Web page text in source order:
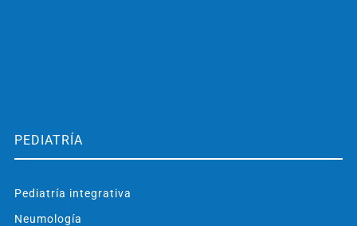
PEDIATRÍA
Pediatría integrativa
Neumología